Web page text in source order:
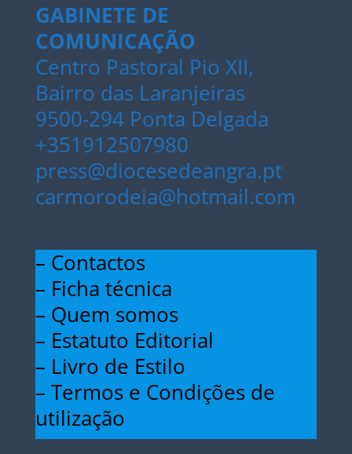
GABINETE DE
COMUNICAÇÃO
Centro Pastoral Pio XII,
Bairro das Laranjeiras
9500-294 Ponta Delgada
+351912507980
press@diocesedeangra.pt
carmorodeia@hotmail.com
– Contactos
– Ficha técnica
– Quem somos
– Estatuto Editorial
– Livro de Estilo
– Termos e Condições de
utilização